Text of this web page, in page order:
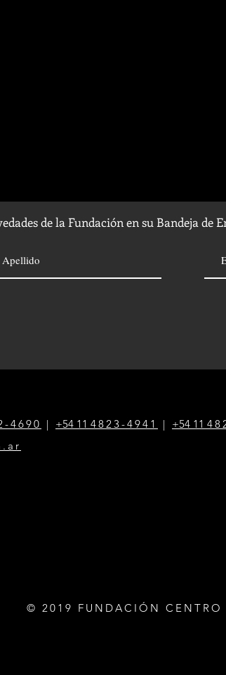
de la Fundación en su Bandeja de
4690 | +54 1 1 4823-4941 | +54 1 1
© 2019 FUNDACIÓN